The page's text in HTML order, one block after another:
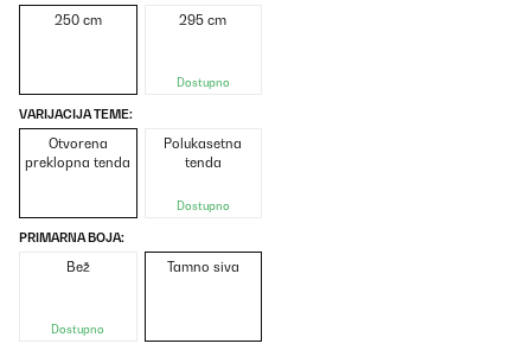
250 cm 295 cm
Dostupno
VARIJACIJA TEME:
Otvorena
preklopna tenda
Polukasetna
tenda
Dostupno
PRIMARNA BOJA:
Bež
Dostupno
Tamno siva